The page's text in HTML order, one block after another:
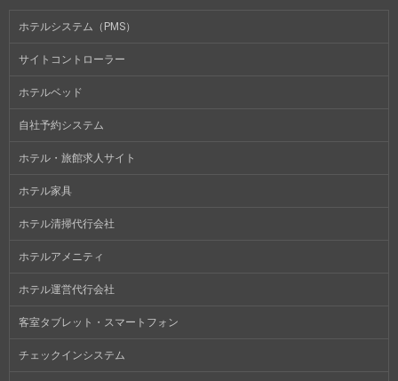
ホテルシステム（PMS）
サイトコントローラー
ホテルベッド
自社予約システム
ホテル・旅館求人サイト
ホテル家具
ホテル清掃代行会社
ホテルアメニティ
ホテル運営代行会社
客室タブレット・スマートフォン
チェックインシステム